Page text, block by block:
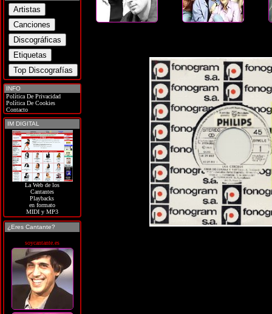
INFO
Política De Privacidad
Política De Cookies
Contacto
IM DIGITAL
La Web de los
Cantantes
Playbacks
en formato
MIDI y MP3
¿Eres Cantante?
soycantante.es